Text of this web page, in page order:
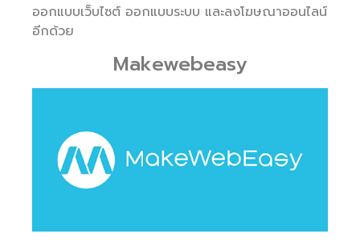
ออกแบบเว็บไซต์ ออกแบบระบบ และลงโฆษณาออนไลน์
อีกด้วย
Makewebeasy